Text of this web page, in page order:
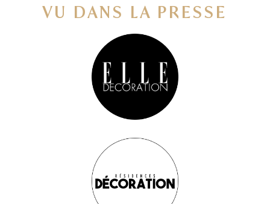
VU DANS LA PRESSE